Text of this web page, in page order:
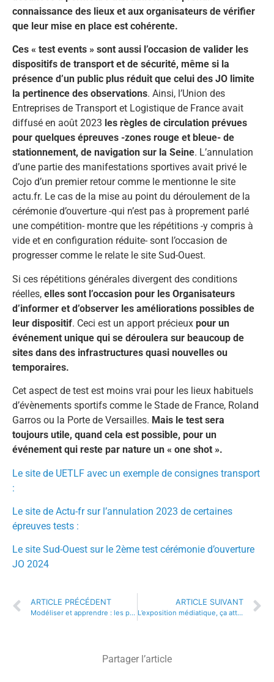
connaissance des lieux et aux organisateurs de vérifier
que leur mise en place est cohérente.
Ces « test events » sont aussi l’occasion de valider les
dispositifs de transport et de sécurité, même si la
présence d’un public plus réduit que celui des JO limite
la pertinence des observations. Ainsi, l’Union des
Entreprises de Transport et Logistique de France avait
diffusé en août 2023 les règles de circulation prévues
pour quelques épreuves -zones rouge et bleue- de
stationnement, de navigation sur la Seine. L’annulation
d’une partie des manifestations sportives avait privé le
Cojo d’un premier retour comme le mentionne le site
actu.fr. Le cas de la mise au point du déroulement de la
cérémonie d’ouverture -qui n’est pas à proprement parlé
une compétition- montre que les répétitions -y compris à
vide et en configuration réduite- sont l’occasion de
progresser comme le relate le site Sud-Ouest.
Si ces répétitions générales divergent des conditions
réelles, elles sont l’occasion pour les Organisateurs
d’informer et d’observer les améliorations possibles de
leur dispositif. Ceci est un apport précieux pour un
événement unique qui se déroulera sur beaucoup de
sites dans des infrastructures quasi nouvelles ou
temporaires.
Cet aspect de test est moins vrai pour les lieux habituels
d’évènements sportifs comme le Stade de France, Roland
Garros ou la Porte de Versailles. Mais le test sera
toujours utile, quand cela est possible, pour un
événement qui reste par nature un « one shot ».
Le site de UETLF avec un exemple de consignes transport
:
Le site de Actu-fr sur l’annulation 2023 de certaines
épreuves tests :
Le site Sud-Ouest sur le 2ème test cérémonie d’ouverture
JO 2024
ARTICLE PRÉCÉDENT
Modéliser et apprendre : les principes de la sécurité évènementielle
ARTICLE SUIVANT
L’exposition médiatique, ça attire !
Partager l’article